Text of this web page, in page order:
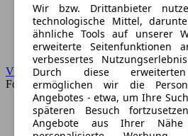
VW
Forum
Wir bzw. Drittanbieter
technologische Mittel,
ähnliche Tools auf unserer
erweiterte Seitenfunktionen
verbessertes
Durch diese erweiterten
ermöglichen wir die
Angebotes - etwa, um Ihre
späteren Besuch
Angebote aus Ihrer Nähe